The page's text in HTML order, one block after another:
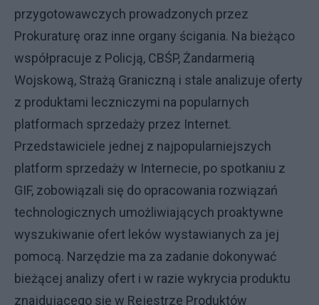
przygotowawczych prowadzonych przez
Prokuraturę oraz inne organy ścigania. Na bieżąco
współpracuje z Policją, CBŚP, Żandarmerią
Wojskową, Strażą Graniczną i stale analizuje oferty
z produktami leczniczymi na popularnych
platformach sprzedaży przez Internet.
Przedstawiciele jednej z najpopularniejszych
platform sprzedaży w Internecie, po spotkaniu z
GIF, zobowiązali się do opracowania rozwiązań
technologicznych umożliwiających proaktywne
wyszukiwanie ofert leków wystawianych za jej
pomocą. Narzędzie ma za zadanie dokonywać
bieżącej analizy ofert i w razie wykrycia produktu
znajdującego się w Rejestrze Produktów